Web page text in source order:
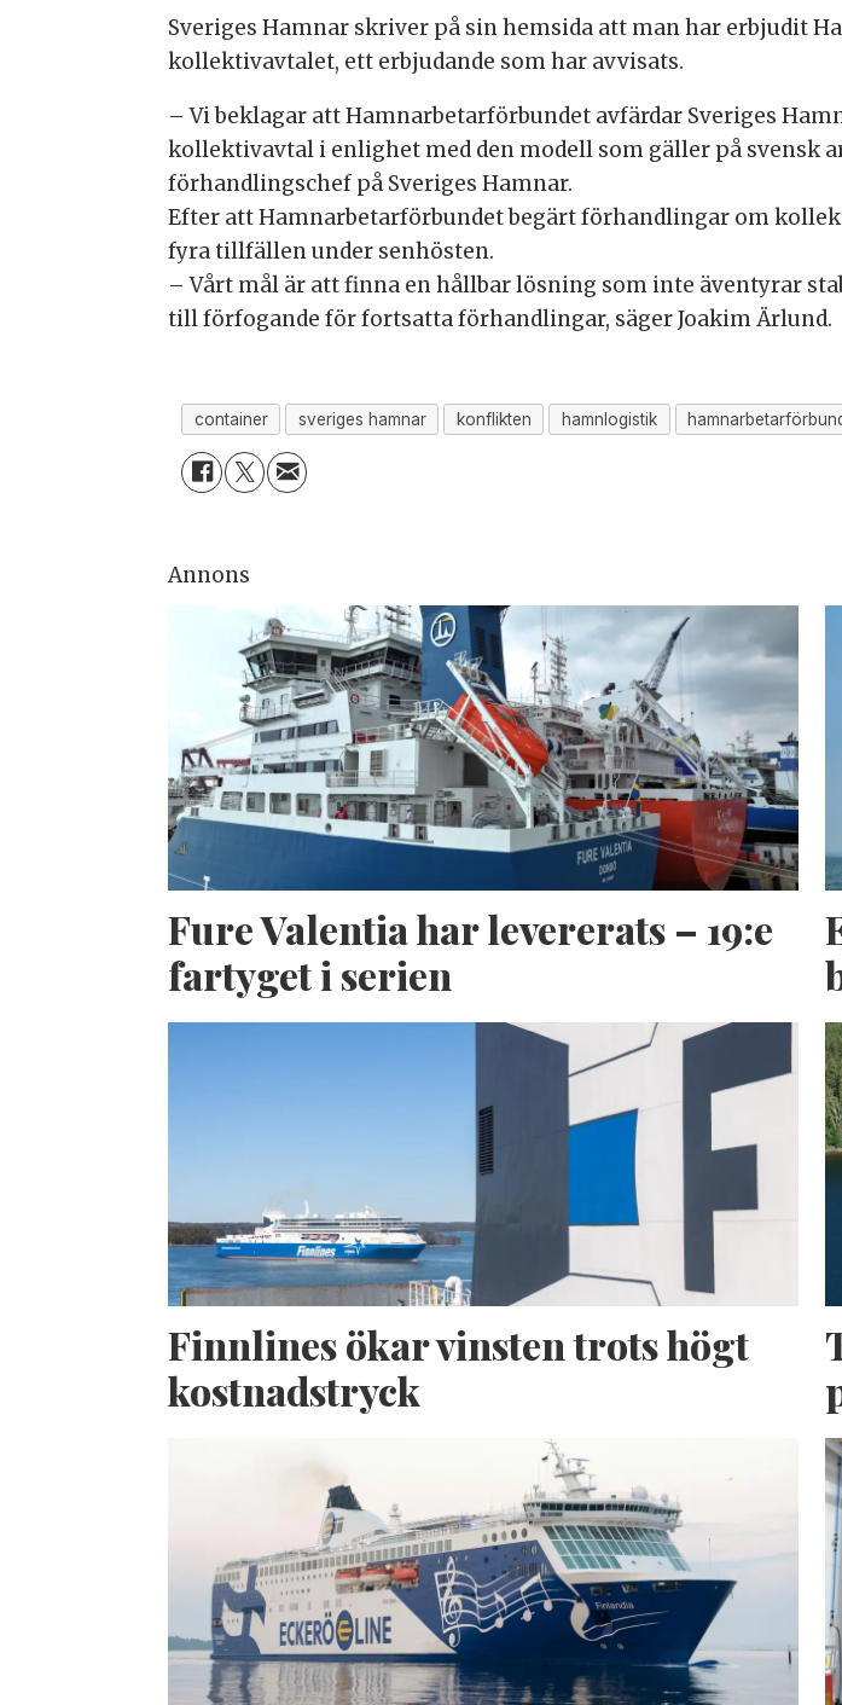
Sveriges Hamnar skriver på sin hemsida att man har erbjudit
kollektivavtalet, ett erbjudande som har avvisats.
– Vi beklagar att Hamnarbetarförbundet avfärdar Sveriges
kollektivavtal i enlighet med den modell som gäller på svensk
förhandlingschef på Sveriges Hamnar.
Efter att Hamnarbetarförbundet begärt förhandlingar om
fyra tillfällen under senhösten.
– Vårt mål är att finna en hållbar lösning som inte äventyrar
till förfogande för fortsatta förhandlingar, säger Joakim Ärlund.
container sveriges hamnar konflikten hamnlogistik
Annons
Fure Valentia har levererats – 19:e
fartyget i serien
Finnlines ökar vinsten trots högt
kostnadstryck